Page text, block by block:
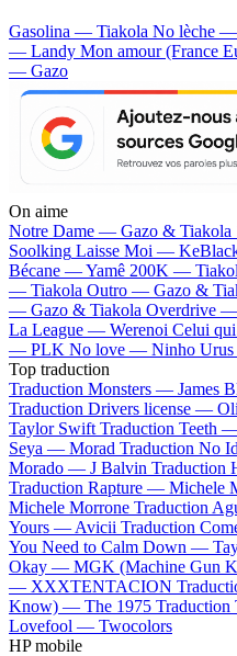
Gasolina — Tiakola No lèche
— Landy Mon amour (France
— Gazo
On aime
Notre Dame — Gazo & Tiakola
Soolking Laisse Moi —
Bécane —Yamê 200K —
— Tiakola Outro — Gazo &
— Gazo & Tiakola Overdrive —
La League — Werenoi Celui
— PLK No love — Ninho
Top traduction
Traduction Monsters — James
Traduction Drivers license —
Taylor Swift Traduction Teeth
Seya — Morad Traduction No
Morado — J Balvin Traduction
Traduction Rapture — Michele
Michele Morrone Traduction
Yours — Avicii Traduction
You Need to Calm Down —
Okay — MGK (Machine Gun
— XXXTENTACION
Know) — The 1975
Lovefool — Twocolors
HP mobile